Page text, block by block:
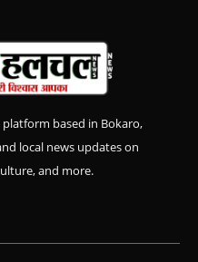
based in Bokaro,
local news updates on
and more.